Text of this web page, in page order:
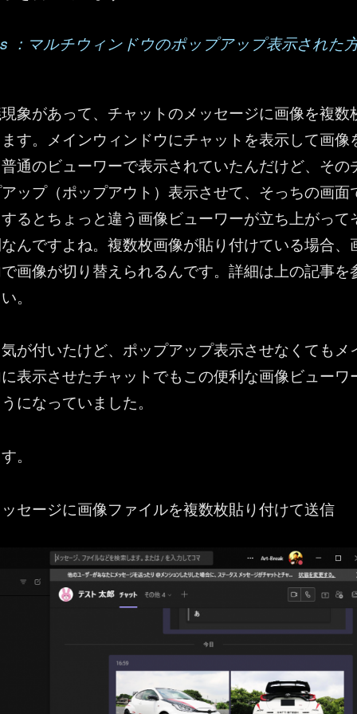
：マルチウィンドウのポップアップ表示された
象があって、チャットのメッセージに画像を複数
す。メインウィンドウにチャットを表示して画像
通のビューワーで表示されていたんだけど、その
ップ（ポップアウト）表示させて、そっちの画面
るとちょっと違う画像ビューワーが立ち上がって
んですよね。複数枚画像が貼り付けている場合、
画像が切り替えられるんです。詳細は上の記事を
。
が付いたけど、ポップアップ表示させなくてもメ
表示させたチャットでもこの便利な画像ビューワ
になっていました。
。
セージに画像ファイルを複数枚貼り付けて送信